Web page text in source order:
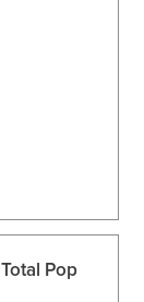
Total Pop